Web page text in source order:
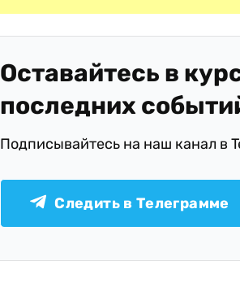
Оставайтесь в
последних
Подписывайтесь на наш канал в
Следить в Телеграмме